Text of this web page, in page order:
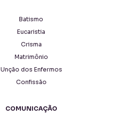
Batismo
Eucaristia
Crisma
Matrimônio
Unção dos Enfermos
Confissão
COMUNICAÇÃO